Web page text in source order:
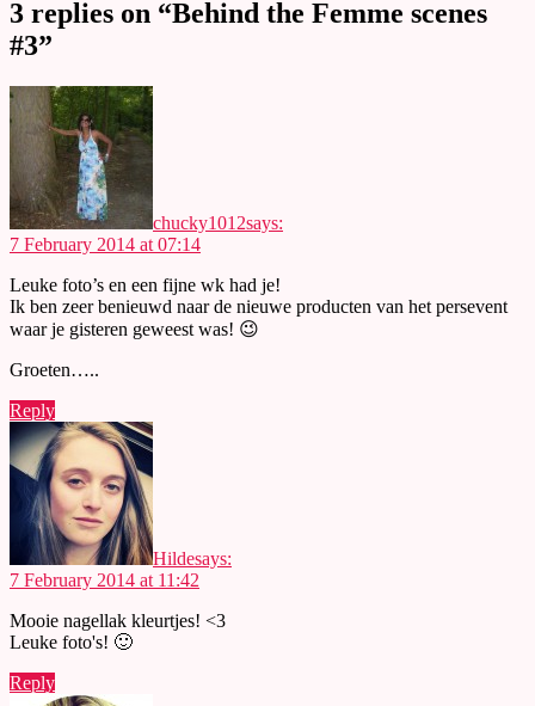
3 replies on “Behind the Femme scenes
#3”
chucky1012says:
7 February 2014 at 07:14
Leuke foto’s en een fijne wk had je!
Ik ben zeer benieuwd naar de nieuwe producten van het persevent
waar je gisteren geweest was! 😉
Groeten…..
Reply
Hildesays:
7 February 2014 at 11:42
Mooie nagellak kleurtjes! <3
Leuke foto's! 🙂
Reply